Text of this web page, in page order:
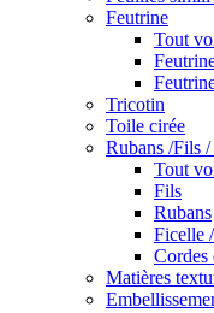
Feutrine
Tout
Tricotin
Toile cirée
Rubans /Fils
Tout
Fils
Rubans
Ficelle
Cordes
Matières